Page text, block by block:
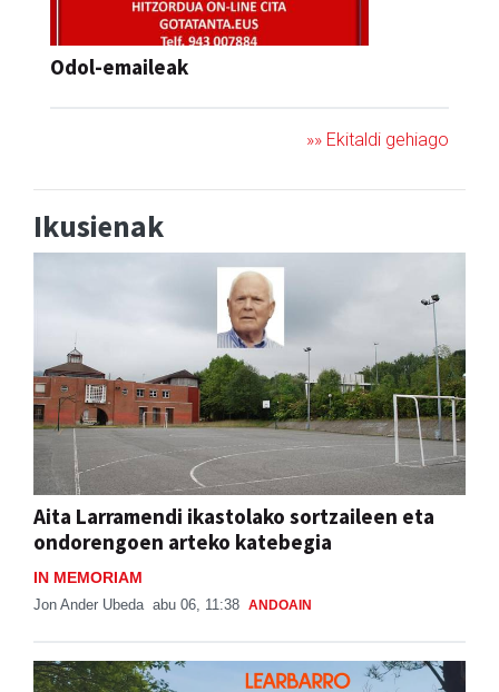
Odol-emaileak
»» Ekitaldi gehiago
Ikusienak
Aita Larramendi ikastolako sortzaileen eta
ondorengoen arteko katebegia
IN MEMORIAM
Jon Ander Ubeda abu 06, 11:38 ANDOAIN